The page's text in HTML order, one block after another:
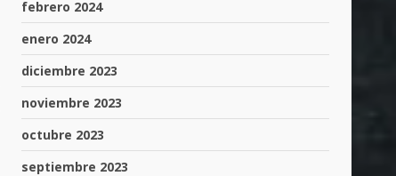
febrero 2024
enero 2024
diciembre 2023
noviembre 2023
octubre 2023
septiembre 2023